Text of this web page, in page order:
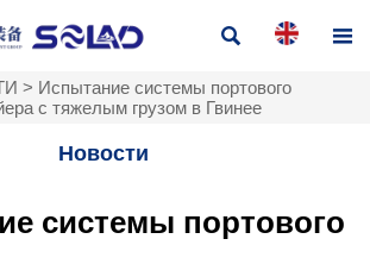
 
> Испытание системы портового
с тяжелым грузом в Гвинее
Новости
системы портового